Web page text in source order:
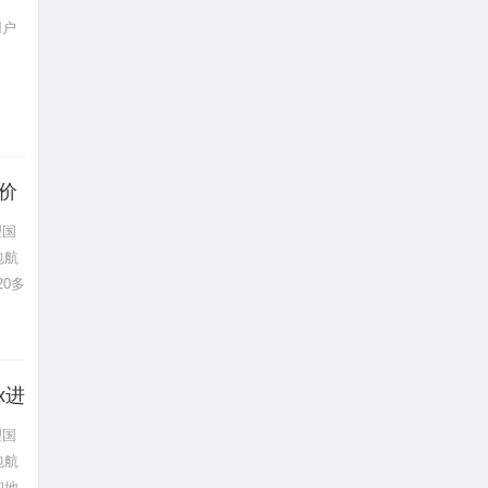
航
多
进
航